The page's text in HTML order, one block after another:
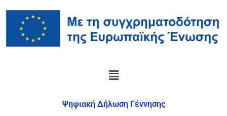
Ψηφιακή Δήλωση Γέννησης